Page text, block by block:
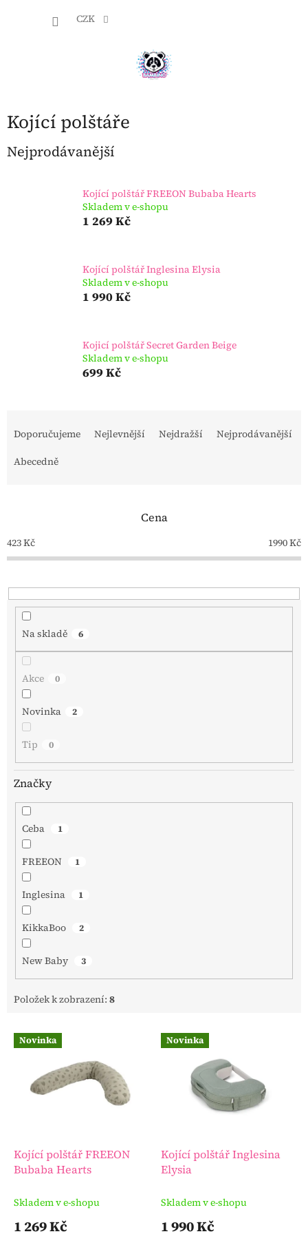
CZK
Kojící polštáře
Nejprodávanější
Kojící polštář FREEON Bubaba Hearts
Skladem v e-shopu
1 269 Kč
Kojící polštář Inglesina Elysia
Skladem v e-shopu
1 990 Kč
Kojicí polštář Secret Garden Beige
Skladem v e-shopu
699 Kč
o
d
k
t
Doporučujeme Nejlevnější Nejdražší
Nejprodávanější
Abecedně
Cena
423Kč 1990Kč
Na skladě 6
Akce 0
Novinka 2
Tip 0
Značky
Ceba 1
FREEON 1
Inglesina 1
KikkaBoo 2
New Baby 3
Položek k zobrazení: 8
V
ý
d
u
Novinka
Kojící polštář FREEON
Bubaba Hearts
Skladem v e-shopu
1 269 Kč
Novinka
Kojící polštář Inglesina
Elysia
Skladem v e-shopu
1 990 Kč